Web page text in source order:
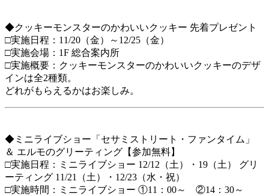
◆クッキーモンスターのかわいいクッキー 先着プレゼント
□実施日程：11/20（金）～12/25（金）
□実施会場：1F 総合案内所
□実施概要：クッキーモンスターのかわいいクッキーのデザ
インは全2種類。
どれがもらえるかはお楽しみ。
◆ミニライブショー「セサミストリート・ファンタイム」
＆ エルモのグリーティング【参加無料】
□実施日程：ミニライブショー 12/12（土）・19（土） グリ
ーティング 11/21（土）・12/23（水・祝）
□実施時間：ミニライブショー ①11：00～ ②14：30～